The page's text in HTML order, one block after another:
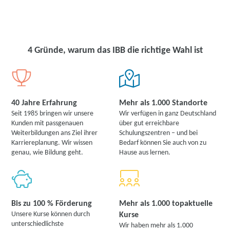
4 Gründe, warum das IBB die richtige Wahl ist
40 Jahre Erfahrung
Seit 1985 bringen wir unsere
Kunden mit passgenauen
Weiterbildungen ans Ziel ihrer
Karriereplanung. Wir wissen
genau, wie Bildung geht.
Mehr als 1.000 Standorte
Wir verfügen in ganz Deutschland
über gut erreichbare
Schulungszentren – und bei
Bedarf können Sie auch von zu
Hause aus lernen.
Bis zu 100 % Förderung
Unsere Kurse können durch
unterschiedlichste
Mehr als 1.000 topaktuelle
Kurse
Wir haben mehr als 1.000